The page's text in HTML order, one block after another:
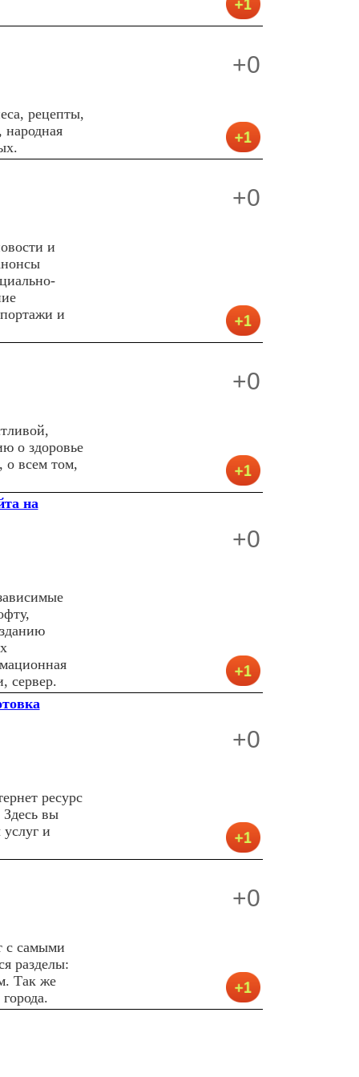
+0
рецепты,
народная
+0
и
и
+0
о здоровье
о всем том,
на
+0
сервер.
+0
ресурс
вы
и
+0
с самыми
разделы:
Так же